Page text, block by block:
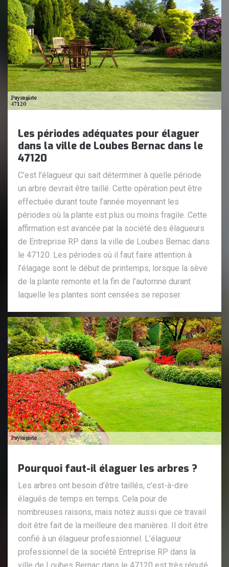
Les périodes adéquates pour élaguer
dans la ville de Loubes Bernac dans le
47120
C’est l’élagueur qui sait déterminer à quelle période
un arbre devrait être taillé. Cette opération peut être
effectuée durant toute l’année moyennant les
périodes où la plante est plus ou moins fragile. Cette
affirmation est avancée par la société des élagueurs
de Entreprise RP dans la ville de Loubes Bernac dans
le 47120. Les périodes où il faut faire attention à
l’élagage sont le début de printemps, lorsque la sève
de la plante remonte et la fin de l’automne durant
laquelle les plantes sont censées se reposer.
Pourquoi faut-il élaguer les arbres ?
Les arbres ont besoin d’être taillés, c’est-à-dire
élagués de temps en temps. Cela pour de
nombreuses raisons, mais notez aussi que ce travail
doit être fait de la meilleure des manières. Il doit être
confié à un élagueur professionnel. L’élagueur
professionnel de la société Entreprise RP dans la
ville de Loubes Bernac dans le 47120 est très réputé